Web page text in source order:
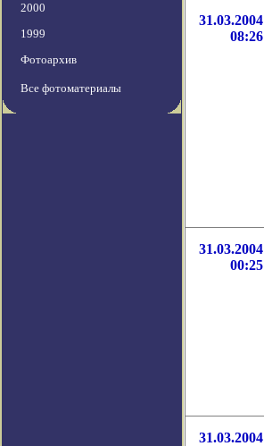
2000
1999
Фотоархив
Все фотоматериалы
31.03.2004
08:26
31.03.2004
00:25
31.03.2004